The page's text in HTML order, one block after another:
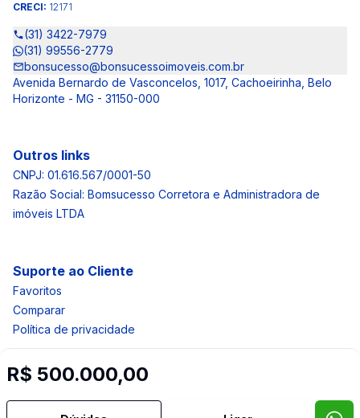
R$ 500.000,00
CRECI: 12171
(31) 3422-7979
(31) 99556-2779
bonsucesso@bonsucessoimoveis.com.br
Avenida Bernardo de Vasconcelos, 1017, Cachoeirinha, Belo
Horizonte - MG - 31150-000
Outros links
CNPJ: 01.616.567/0001-50
Razão Social: Bomsucesso Corretora e Administradora de
imóveis LTDA
Suporte ao Cliente
Favoritos
Comparar
Política de privacidade
Selo de Tecnologia Loft